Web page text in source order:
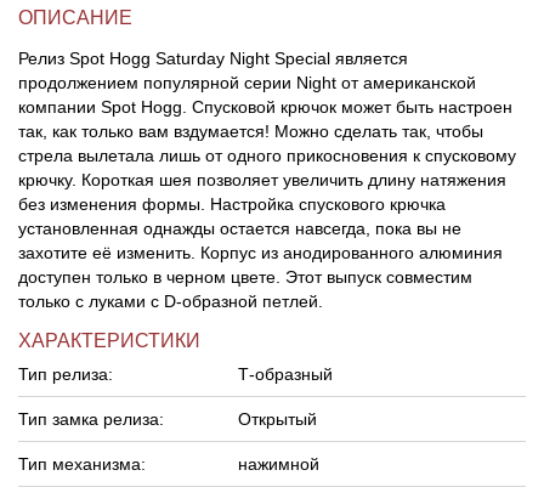
ОПИСАНИЕ
Релиз Spot Hogg Saturday Night Special является
продолжением популярной серии Night от американской
компании Spot Hogg. Спусковой крючок может быть настроен
так, как только вам вздумается! Можно сделать так, чтобы
стрела вылетала лишь от одного прикосновения к спусковому
крючку. Короткая шея позволяет увеличить длину натяжения
без изменения формы. Настройка спускового крючка
установленная однажды остается навсегда, пока вы не
захотите её изменить. Корпус из анодированного алюминия
доступен только в черном цвете. Этот выпуск совместим
только с луками с D-образной петлей.
ХАРАКТЕРИСТИКИ
Тип релиза: Т-образный
Тип замка релиза: Открытый
Тип механизма: нажимной